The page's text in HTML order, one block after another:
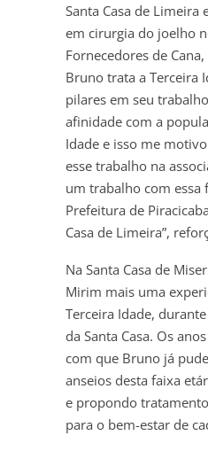
Santa Casa de Limeira
em cirurgia do joelho
Fornecedores de
Bruno trata a Terceira
pilares em seu
afinidade com a
Idade e isso me
esse trabalho na
um trabalho com essa
Prefeitura de
Casa de Limeira”,
Na Santa Casa de
Mirim mais uma
Terceira Idade,
da Santa Casa. Os
com que Bruno já
anseios desta faixa
e propondo
para o bem-estar de